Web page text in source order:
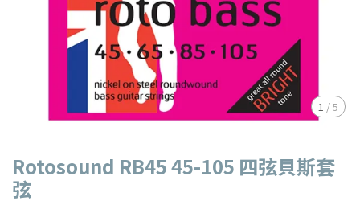
1 /5
Rotosound RB45 45-105 四弦貝斯套
弦